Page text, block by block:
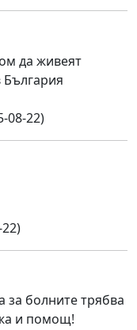
да живеят
08-22)
за болните трябва
и помощ!